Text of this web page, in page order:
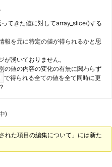
てきた値に対してarray_slice()する
報を元に特定の値が得られるかと思
湧いておりません。
の値の内容の変化の有無に関わらず
で得られる全ての値を全て同時に更
)
れた項目の編集について」には新た